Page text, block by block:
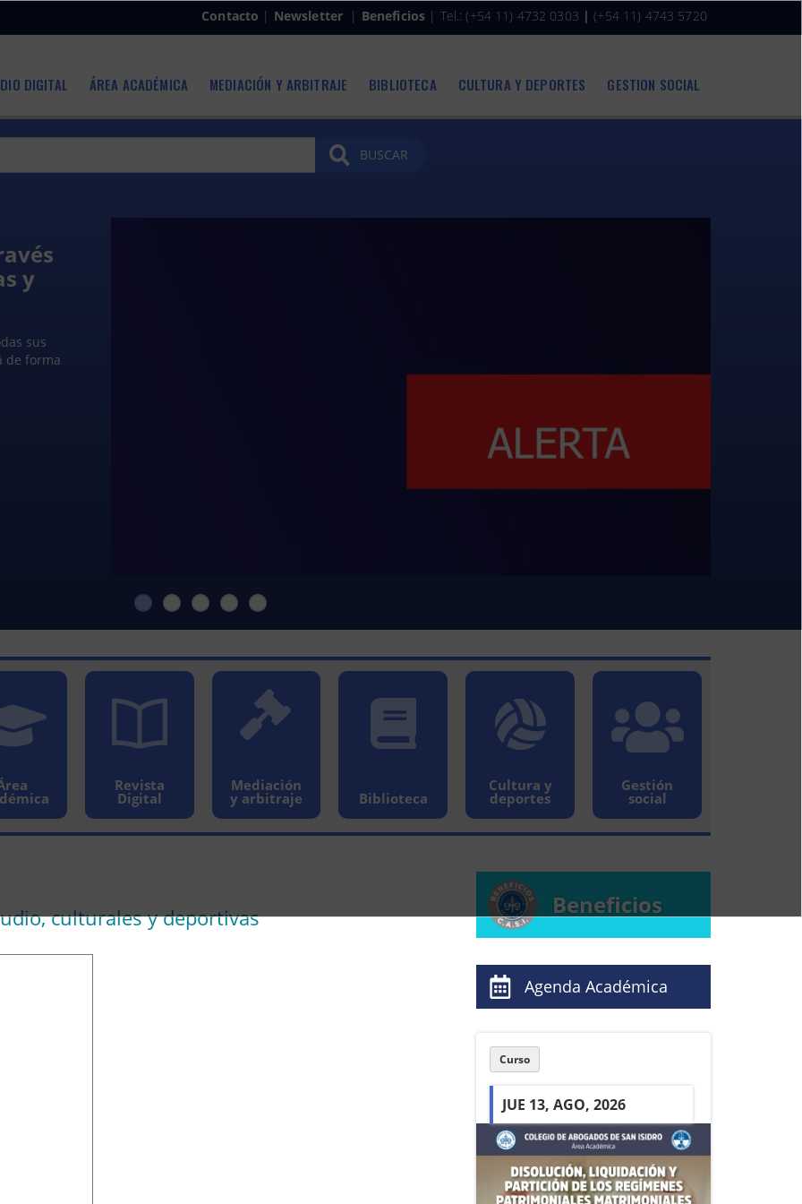
Contacto | Newsletter | Beneficios | Tel.: (+54 11) 4732 0303 | (+54 11) 4743 5720
DIGITAL ÁREA ACADÉMICA MEDIACIÓN Y ARBITRAJE BIBLIOTECA CULTURA Y DEPORTES GESTION SOCIAL
BUSCAR
y
sus
de forma
e
de los
público,
la
Revista
Digital
Mediación
y arbitraje Biblioteca
Cultura y
deportes
Gestión
social
culturales y deportivas Beneficios
Agenda Académica
Curso
JUE 13, AGO, 2026